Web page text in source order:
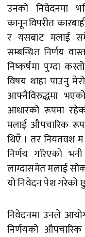
उनको निवेदनमा
कानूनविपरीत
र यसबाट मलाई
सम्बन्धित निर्णय
निष्कर्षमा पुग्दा
विषय थाहा पाउनु
आफ्नैविरुद्धमा
आधारको रूपमा
मलाई औपचारिक
थिएँ । तर नियतवश
निर्णय गरिएको
लाग्दासमेत मलाई
यो निवेदन पेश गरेको
निवेदनमा उनले
निर्णयको